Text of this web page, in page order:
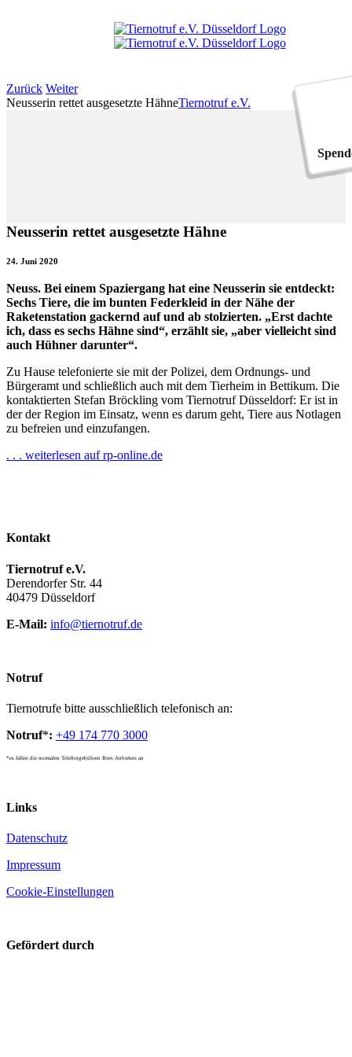
Zurück Weiter
Neusserin rettet ausgesetzte HähneTiernotruf e.V.
Neusserin rettet ausgesetzte Hähne
24. Juni 2020
Neuss. Bei einem Spaziergang hat eine Neusserin sie entdeckt:
Sechs Tiere, die im bunten Federkleid in der Nähe der
Raketenstation gackernd auf und ab stolzierten. „Erst dachte
ich, dass es sechs Hähne sind“, erzählt sie, „aber vielleicht sind
auch Hühner darunter“.
Zu Hause telefonierte sie mit der Polizei, dem Ordnungs- und
Bürgeramt und schließlich auch mit dem Tierheim in Bettikum. Die
kontaktierten Stefan Bröckling vom Tiernotruf Düsseldorf: Er ist in
der der Region im Einsatz, wenn es darum geht, Tiere aus Notlagen
zu befreien und einzufangen.
. . . weiterlesen auf rp-online.de
Kontakt
Tiernotruf e.V.
Derendorfer Str. 44
40479 Düsseldorf
E-Mail: info@tiernotruf.de
Notruf
Tiernotrufe bitte ausschließlich telefonisch an:
Notruf*: +49 174 770 3000
*es fallen die normalen Telefongebühren Ihres Anbieters an
Links
Datenschutz
Impressum
Cookie-Einstellungen
Gefördert durch